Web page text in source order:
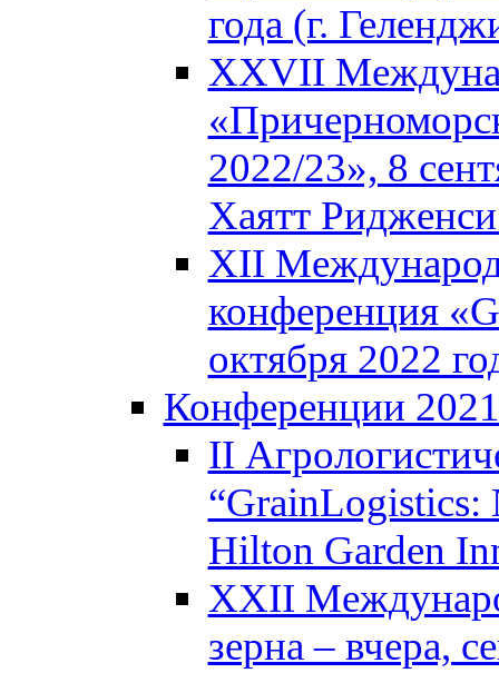
года (г.
XXVII
2022/23», 8
Хаятт
XII
конференция
октября 2022
Конференции 2021
II
“GrainLogistics:
Hilton Garden
XXII
зерна – вчера,